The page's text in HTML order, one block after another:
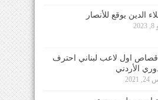
الدين يوقع للأنصار
لبناني احترف في الدوري